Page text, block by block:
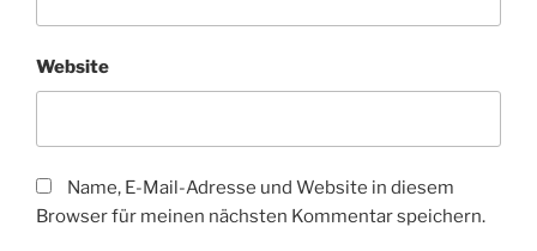
Website
Name, E-Mail-Adresse und Website in diesem
Browser für meinen nächsten Kommentar speichern.